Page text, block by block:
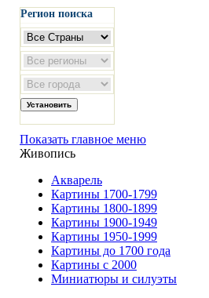
Регион поиска
Показать главное меню
Живопись
Акварель
Картины 1700-1799
Картины 1800-1899
Картины 1900-1949
Картины 1950-1999
Картины до 1700 года
Картины с 2000
Миниатюры и силуэты